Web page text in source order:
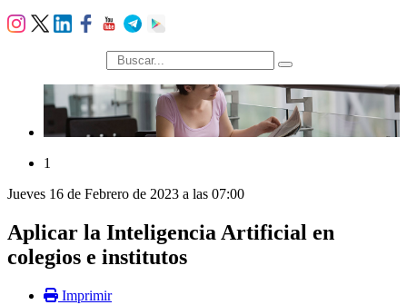
búsqueda
1
Jueves 16 de Febrero de 2023 a las 07:00
Aplicar la Inteligencia Artificial en
colegios e institutos
Imprimir